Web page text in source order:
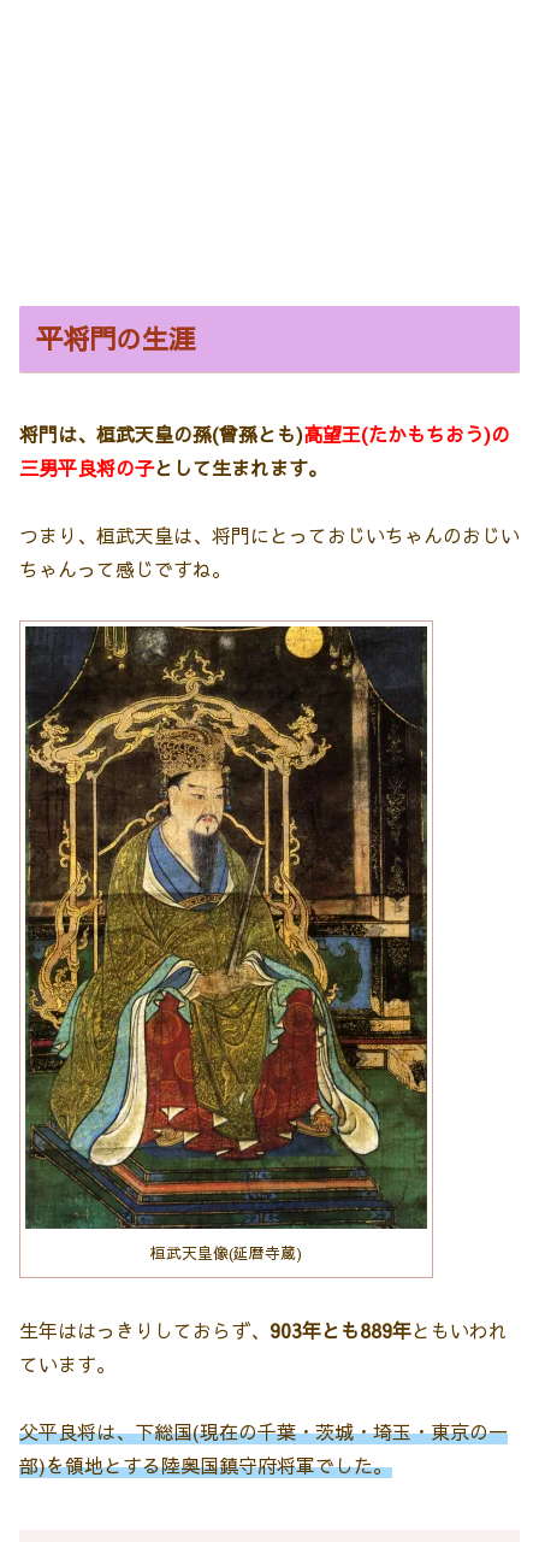
平将門の生涯
将門は、桓武天皇の孫(曾孫とも)高望王(たかもちおう)の
三男平良将の子として生まれます。
つまり、桓武天皇は、将門にとっておじいちゃんのおじい
ちゃんって感じですね。
桓武天皇像(延暦寺蔵)
生年ははっきりしておらず、 903年とも889年ともいわれ
ています。
父平良将は、下総国(現在の千葉・茨城・埼玉・東京の一
部)を領地とする陸奥国鎮守府将軍でした。